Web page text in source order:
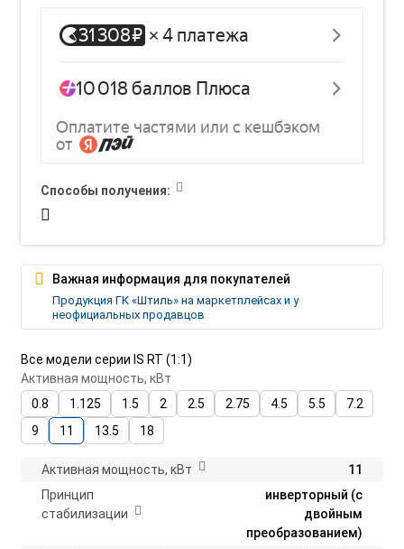
Все модели серии IS RT (1:1)
Активная мощность, кВт
0.8
1.125 1.5 2 2.5 2.75 4.5 5.5
7.2
9
11 13.5 18
Активная мощность, кВт
11
Принцип
стабилизации
инверторный (с
двойным
преобразованием)
Способы получения:
Важная информация для покупателей
Продукция ГК «Штиль» на маркетплейсах и у
неофициальных продавцов